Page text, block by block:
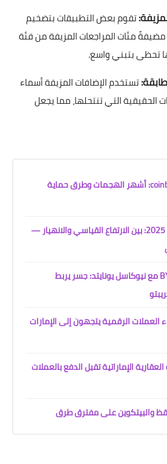
تقوم بعض التطبيقات بتضخيم
مئات المراجعات المزيفة من فئة
تحظى بتبني واسع.
تستخدم الإضافات المزيفة أسماء
الحقيقية التي تنتحلها، مما يجعل
اختراق منصة coinbase: أشهر الهجمات وطرق حماية
سوق الكريبتو في 2025: بين الارتفاع القياسي والانهيار —
شراكة منصة BYDFi مع نيوكاسل يونايتد: جسر يربط
العملات الرقمية يتجهون إلى الإمارات
الإماراتية تقبل الدفع بالعملات
والبيتكوين على مفترق طرق